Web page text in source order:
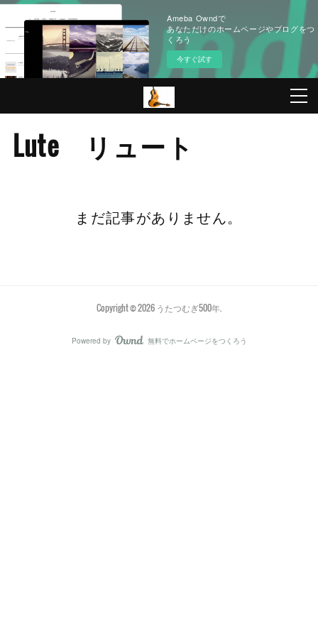
Ameba Owndで
あなただけのホームページやブログをつ
くろう
今すぐ試す
Lute リュート
まだ記事がありません。
Copyright ©2026 うたつむぎ500年.
Powered by AmebaOwnd
無料でホームページをつくろう